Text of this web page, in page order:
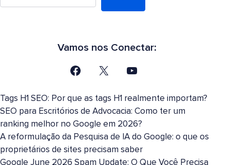
Vamos nos Conectar:
Tags H1 SEO: Por que as tags H1 realmente importam?
SEO para Escritórios de Advocacia: Como ter um
ranking melhor no Google em 2026?
A reformulação da Pesquisa de IA do Google: o que os
proprietários de sites precisam saber
Google June 2026 Spam Update: O Que Você Precisa